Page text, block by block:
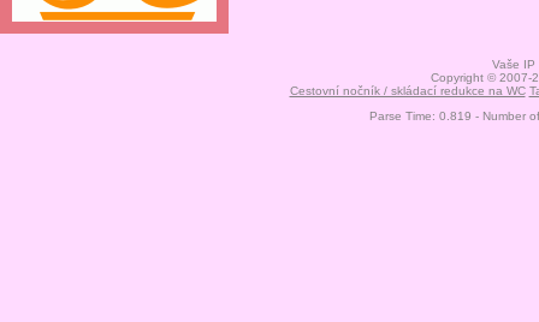
Vaše
Copyright © 2007-
Cestovní nočník / skládací redukce na WC
Parse Time: 0.819 - Number